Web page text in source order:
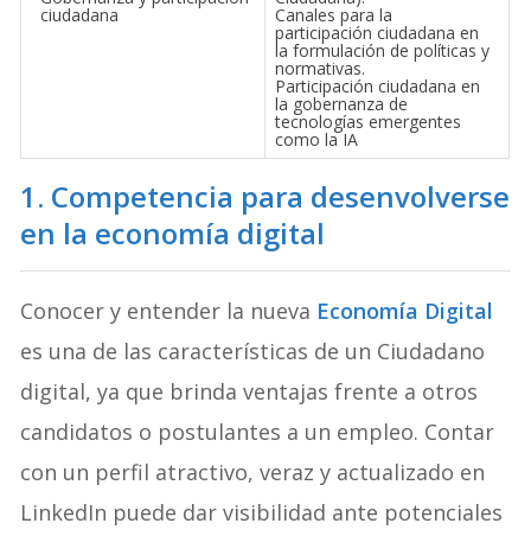
ciudadana Canales para la
participación ciudadana en
la formulación de políticas y
normativas.
Participación ciudadana en
la gobernanza de
tecnologías emergentes
como la IA
1. Competencia para desenvolverse
en la economía digital
Conocer y entender la nueva Economía Digital
es una de las características de un Ciudadano
digital, ya que brinda ventajas frente a otros
candidatos o postulantes a un empleo. Contar
con un perfil atractivo, veraz y actualizado en
LinkedIn puede dar visibilidad ante potenciales